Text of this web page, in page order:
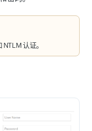
认证。